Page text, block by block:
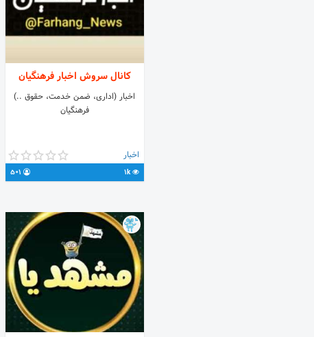
کانال سروش اخبار فرهنگیان
اخبار (اداری، ضمن خدمت، حقوق ..)
فرهنگیان
اخبار
1k